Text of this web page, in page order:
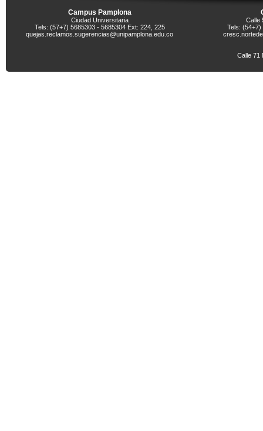
Campus Pamplona
Ciudad Universitaria
Tels: (57+7) 5685303 - 5685304 Ext: 224, 225
quejas.reclamos.sugerencias@unipamplona.edu.co
Calle
Tels: (54+7)
Calle 71